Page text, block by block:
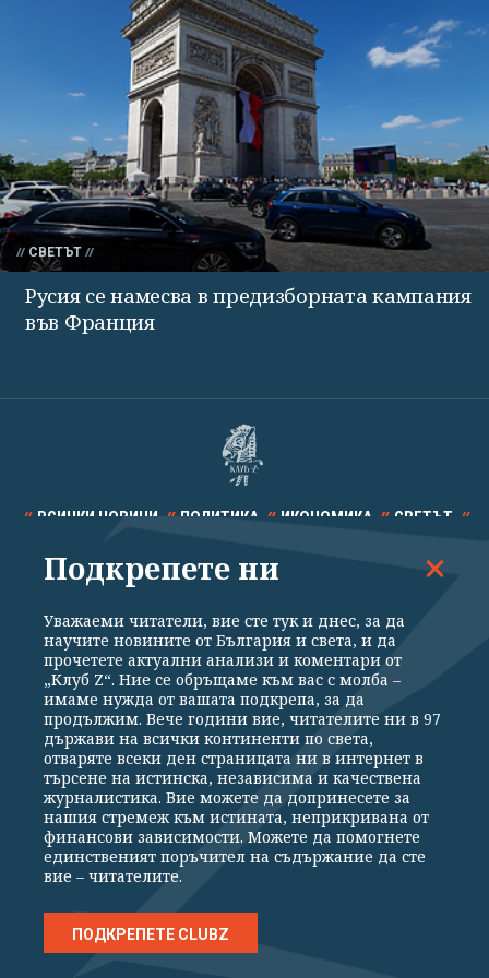
СВЕТЪТ
Русия се намесва в предизборната кампания
във Франция
ВСИЧКИ НОВИНИ ПОЛИТИКА ИКОНОМИКА СВЕТЪТ
СПОРТ КУЛТУРА ТЕХНОЛОГИИ КАЛЕЙДОСКОП
Общи условия
Политика за поверителност
Реклама
Партньори Контакти
За Клуб Z
Екип
Подкрепете ни
Издател на www.clubz.bg е „Клуб Зебра Медия“ ЕООД, София, ул. "Алеко
Константинов" 3. Всички права запазени 2026 „Клуб Зебра Медия“
Препечатването на материали, снимки и видео от www.clubz.bg без
разрешение ще бъде преследвано по съдебен път, съгласно
ОБЩИТЕ УСЛОВИЯ
Подкрепете ни
Уважаеми читатели, вие сте тук и днес, за да
научите новините от България и света, и да
прочетете актуални анализи и коментари от
„Клуб Z“. Ние се обръщаме към вас с молба –
имаме нужда от вашата подкрепа, за да
продължим. Вече години вие, читателите ни в 97
държави на всички континенти по света,
отваряте всеки ден страницата ни в интернет в
търсене на истинска, независима и качествена
журналистика. Вие можете да допринесете за
нашия стремеж към истината, неприкривана от
финансови зависимости. Можете да помогнете
единственият поръчител на съдържание да сте
вие – читателите.
ПОДКРЕПЕТЕ CLUBZ